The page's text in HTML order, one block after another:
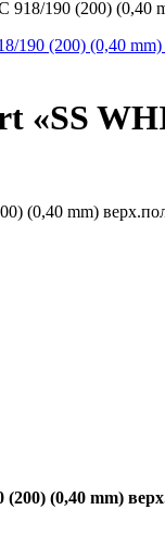
190 (200) (0,40
(0,40 mm)
(0,40 mm)